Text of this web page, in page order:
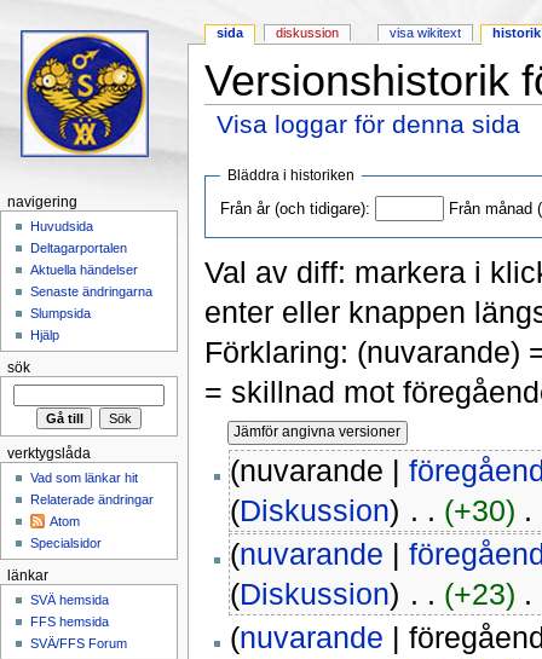
Versionshistorik
Visa loggar för denna sida
Bläddra i historiken
Från år (och tidigare): Från månad
Val av diff: markera i
enter eller knappen
Förklaring: (nuvarande)
= skillnad mot
(nuvarande |
(Diskussion) ‎ . . (+30)
(nuvarande |
(Diskussion) ‎ . . (+23)
(nuvarande |
sida diskussion visa wikitext historik
navigering
Huvudsida
Deltagarportalen
Aktuella händelser
Senaste ändringarna
Slumpsida
Hjälp
sök
verktygslåda
Vad som länkar hit
Relaterade ändringar
Atom
Specialsidor
länkar
SVÄ hemsida
FFS hemsida
SVÄ/FFS Forum